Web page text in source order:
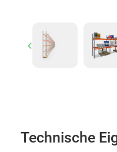
Previous
Technische